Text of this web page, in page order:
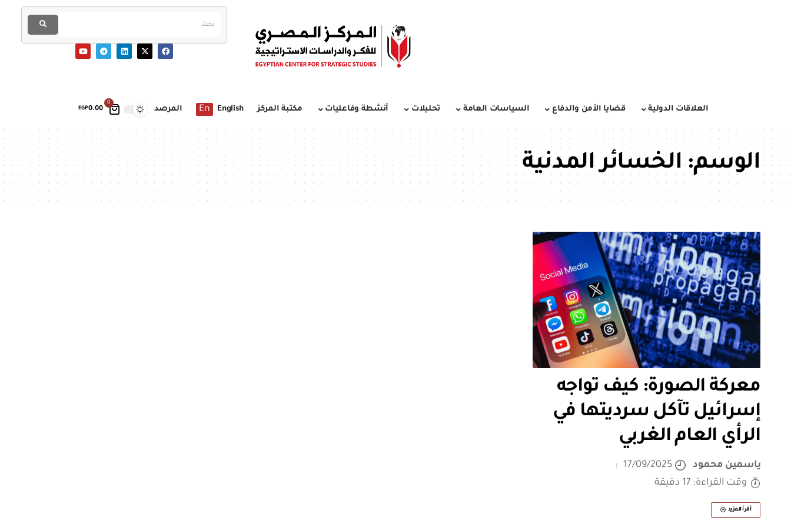
0
EGP0.00 العلاقات الدولية قضايا الأمن والدفاع السياسات العامة تحليلات أنشطة وفاعليات مكتبة المركز English
En المرصد
الوسم:الخسائر المدنية
معركة الصورة: كيف تواجه
إسرائيل تآكل سرديتها في
الرأي العام الغربي
ياسمين محمود
17/09/2025
وقت القراءة: 17 دقيقة
أقرأ المزيد